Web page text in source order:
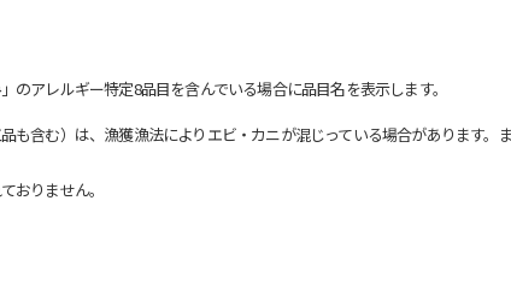
アレルギー特定8品目を含んでいる場合に品目名を表示します。
含む）は、漁獲漁法によりエビ・カニが混じっている場合があります。
おりません。